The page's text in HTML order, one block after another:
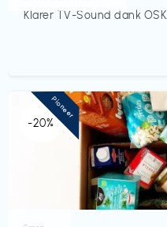
Klarer TV-Sound dank
-20%
Pioneer